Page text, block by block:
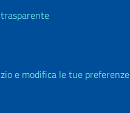
e modifica le tue preferenze